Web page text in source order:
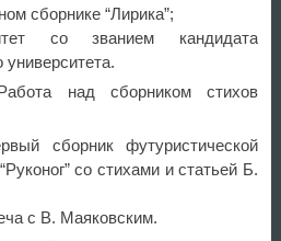
сборнике “Лирика”;
со званием кандидата
над сборником стихов
сборник футуристической
со стихами и статьей Б.
с В. Маяковским.